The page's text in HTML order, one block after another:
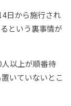
日から施行され
という裏事情が
以上が順番待
いていないとこ